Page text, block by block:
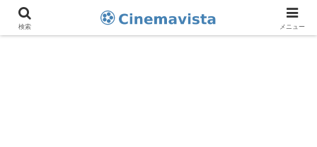
検索 メニュー